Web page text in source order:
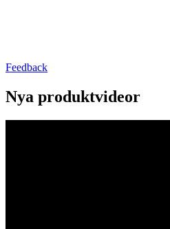
Feedback
Nya produktvideor